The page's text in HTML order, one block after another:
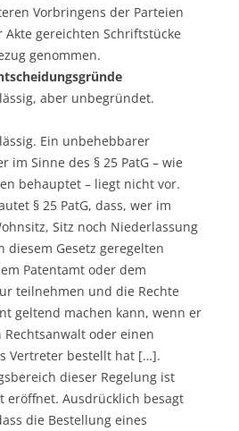
Vorbringens der Parteien
gereichten Schriftstücke
genommen.
aber unbegründet.
Ein unbehebbarer
im Sinne des § 25 PatG – wie
behauptet – liegt nicht vor.
§ 25 PatG, dass, wer im
Sitz noch Niederlassung
diesem Gesetz geregelten
Patentamt oder dem
teilnehmen und die Rechte
geltend machen kann, wenn er
oder einen
Vertreter bestellt hat […].
dieser Regelung ist
eröffnet. Ausdrücklich besagt
die Bestellung eines